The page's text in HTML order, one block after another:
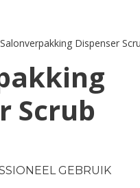
Dispenser
Scrub
GEBRUIK